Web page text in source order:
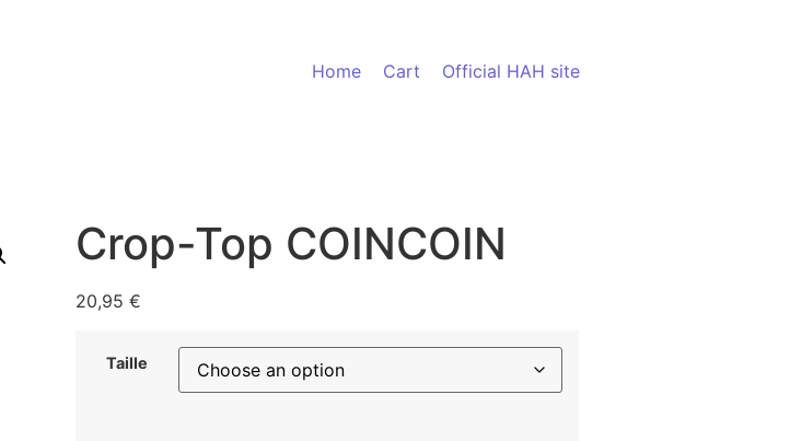
Home Cart Official HAH site
Crop-Top COINCOIN
20,95€
Taille